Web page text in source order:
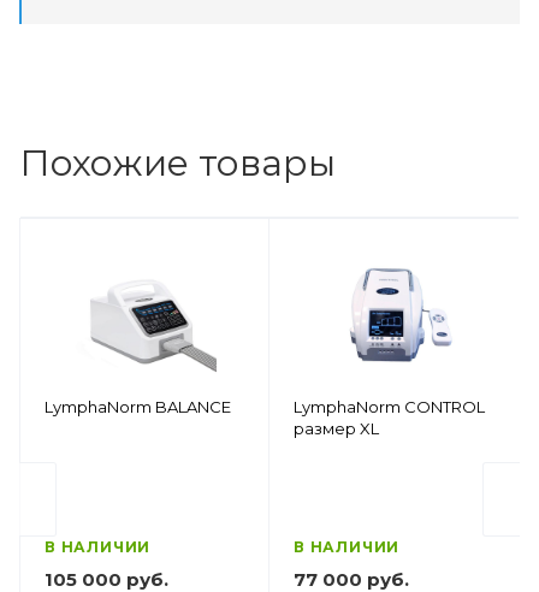
Похожие товары
LymphaNorm BALANCE
В НАЛИЧИИ
105 000 руб.
LymphaNorm CONTROL
размер XL
В НАЛИЧИИ
77 000 руб.